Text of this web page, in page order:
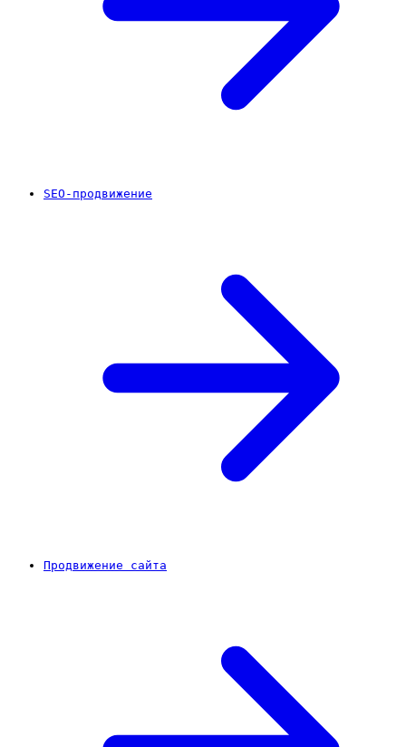
SEO-продвижение
Продвижение сайта